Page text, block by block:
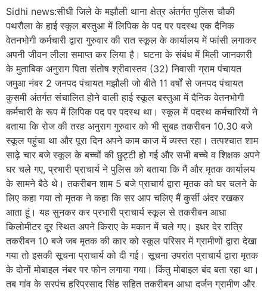
Sidhi news:सीधी जिले के मझौली थाना क्षेत्र अंतर्गत पुलिस चौकी
पथरौला के हाई स्कूल बस्तुआ में लिपिक के पद पर पदस्थ एक दैनिक
वेतनभोगी कर्मचारी द्वारा गुरुवार की रात स्कूल के कार्यालय में फांसी लगाकर
अपनी जीवन लीला समाप्त कर लिया है। घटना के संबंध में मिली जानकारी
के मुताबिक अनुराग पिता संतोष श्रीवास्तव (32) निवासी ग्राम पंचायत
जमुआ नंबर 2 जनपद पंचायत मझौली जो बीते 11 वर्षों से जनपद पंचायत
कुसमी अंतर्गत संचालित होने वाली हाई स्कूल बस्तुआ में दैनिक वेतनभोगी
कर्मचारी के रूप में लिपिक पद पर पदस्थ था। स्कूल में पदस्थ कर्मचारियों ने
बताया कि रोज की तरह अनुराग गुरुवार को भी सुबह तकरीबन 10.30 बजे
स्कूल पहुंचा था और पूरा दिन अपने काम काज में व्यस्त रहा। तत्पश्चात शाम
साढ़े चार बजे स्कूल के बच्चों की छुट्टी हो गई और सभी बच्चे व शिक्षक अपने
घर चले गए, प्रभारी प्राचार्य ने पुलिस को बताया कि मैं और मृतक कार्यालय
के सामने बैठे थे। तकरीबन शाम 5 बजे प्राचार्य द्वारा मृतक को घर चलने के
लिए कहा गया तो मृतक ने कहा कि सर आप चलिए मैं कुर्सी अंदर रखकर
आता हूं। यह सुनकर कर प्रभारी प्राचार्य स्कूल से तकरीबन आधा
किलोमीटर दूर स्थित अपने किराए के मकान में चले गए। इधर देर रात्रि
तकरीबन 10 बजे जब मृतक की कार को स्कूल परिसर में ग्रामीणों द्वारा देखा
गया तो इसकी सूचना प्राचार्य को दी गई। सूचना उपरांत प्राचार्य द्वारा मृतक
के दोनों मोबाइल नंबर पर फोन लगाया गया। किंतु मोबाइल बंद बता रहा था।
तब गांव के सरपंच हरिप्रसाद सिंह सहित तकरीबन आधा दर्जन ग्रामीण और